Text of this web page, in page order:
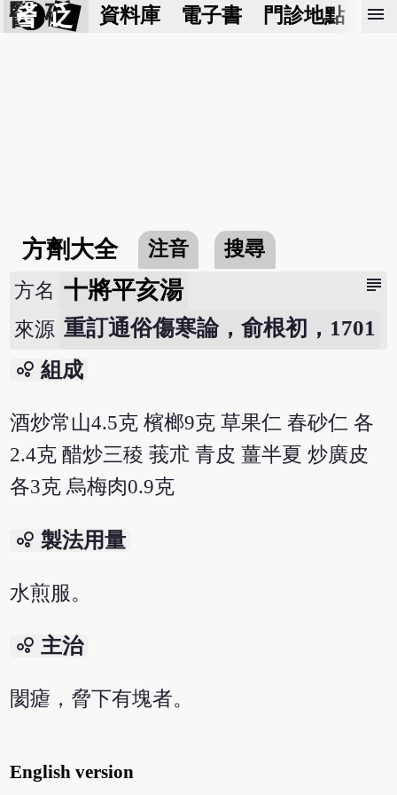
醫 砭 資料庫 電子書 門診地點 預
menu
方劑大全 注音 搜尋
subject
方名 十將平亥湯
來源 重訂通俗傷寒論，俞根初，1701
bubble_chart 組成
酒炒常山4.5克 檳榔9克 草果仁 春砂仁 各
2.4克 醋炒三稜 莪朮 青皮 薑半夏 炒廣皮
各3克 烏梅肉0.9克
bubble_chart 製法用量
水煎服。
bubble_chart 主治
閡瘧，脅下有塊者。
English version